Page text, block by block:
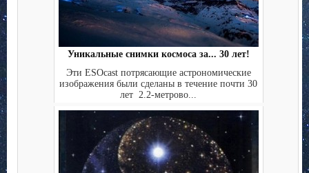
Уникальные снимки космоса за... 30 лет!
Эти ESOcast потрясающие астрономические
изображения были сделаны в течение почти 30
лет 2.2-метрово...